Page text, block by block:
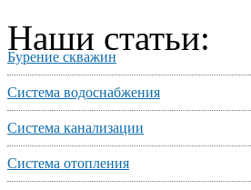
Наши статьи:
Бурение скважин
Система водоснабжения
Система канализации
Система отопления